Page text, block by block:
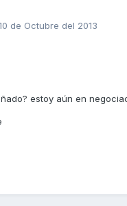
de Octubre del 2013
estoy aún en